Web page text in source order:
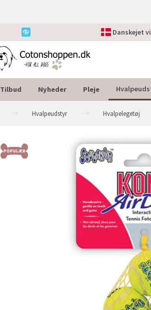
Danskejet
Tilbud Nyheder Pleje
Hvalpeudstyr Hvalpelegetøj
POPULÆR